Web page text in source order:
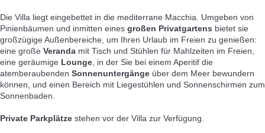
Die Villa liegt eingebettet in die mediterrane Macchia. Umgeben von
Pinienbäumen und inmitten eines großen Privatgartens bietet sie
großzügige Außenbereiche, um Ihren Urlaub im Freien zu genießen:
eine große Veranda mit Tisch und Stühlen für Mahlzeiten im Freien,
eine geräumige Lounge , in der Sie bei einem Aperitif die
atemberaubenden Sonnenuntergänge über dem Meer bewundern
können, und einen Bereich mit Liegestühlen und Sonnenschirmen zum
Sonnenbaden.
Private Parkplätze stehen vor der Villa zur Verfügung.